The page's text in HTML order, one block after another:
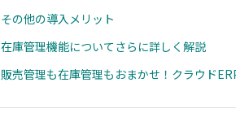
その他の導入メリット
在庫管理機能についてさらに詳しく解説
販売管理も在庫管理もおまかせ！クラウド